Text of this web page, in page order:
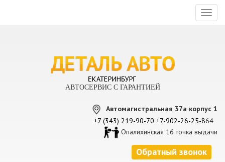
АВТОСЕРВИС С ГАРАНТИЕЙ
Автомагистральная 37а корпус 1
+7 (343) 219-90-70 +7-902-26-25-864
Опалихинская 16 точка выдачи
Обратный звонок